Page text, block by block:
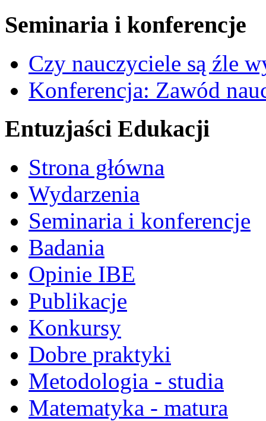
Seminaria i konferencje
Czy nauczyciele są źle
Konferencja: Zawód
Entuzjaści Edukacji
Strona główna
Wydarzenia
Seminaria i konferencje
Badania
Opinie IBE
Publikacje
Konkursy
Dobre praktyki
Metodologia - studia
Matematyka - matura